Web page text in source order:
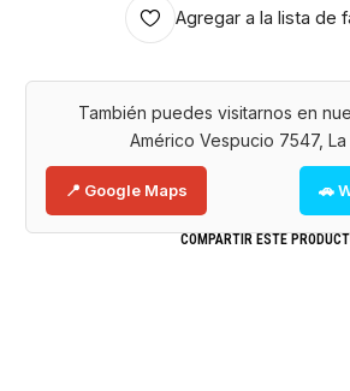
Agregar a la lista de
También puedes visitarnos en
Américo Vespucio 7547, La
📍 Google Maps 🚗
COMPARTIR ESTE